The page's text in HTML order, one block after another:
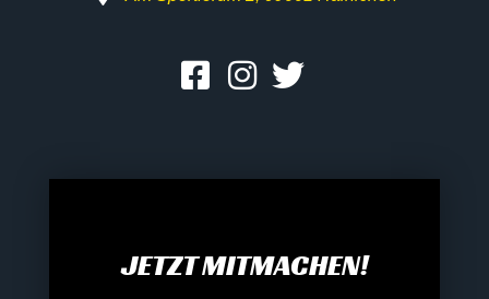
JETZT MITMACHEN!